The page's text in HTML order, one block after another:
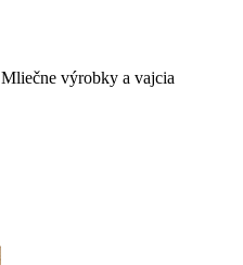
Mliečne výrobky a vajcia